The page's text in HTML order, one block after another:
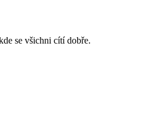
se všichni cítí dobře.